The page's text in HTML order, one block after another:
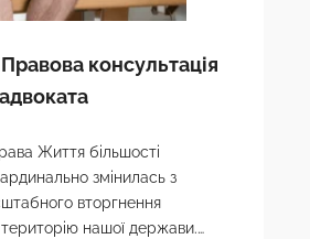
консультація
адвоката
Життя більшості
змінилась з
вторгнення
територію нашої держави.